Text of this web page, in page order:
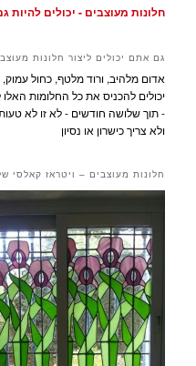
חלונות מעוצבים - יכולים להיות
גם אתם יכולים ליצור חלונות
אדום מלהיב, ורוד מלטף, כחול
יכולים להכניס את כל החלומות
- תוך שלושה חודשים - לא זו לא
ולא צריך כישרון או נסיון
חלונות מעוצבים – ויטראז קאלסי